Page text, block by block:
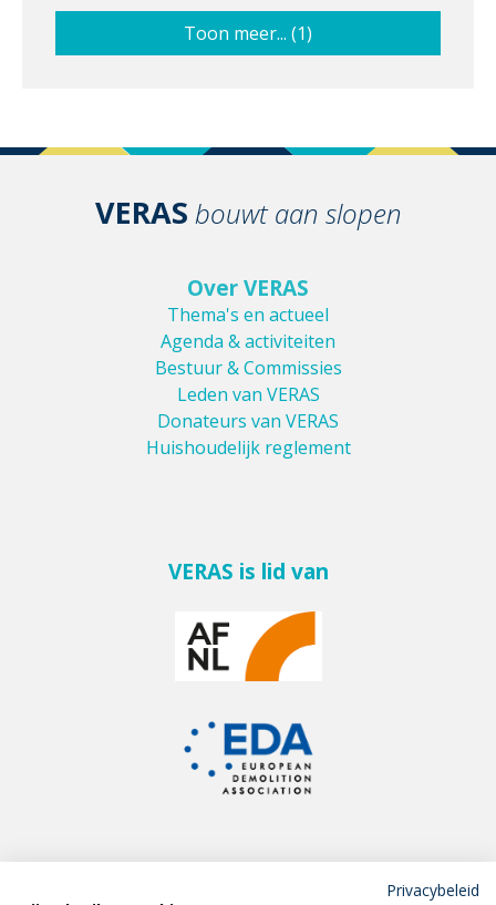
Toon meer... (1)
VERAS bouwt aan slopen
Over VERAS
Thema's en actueel
Agenda & activiteiten
Bestuur & Commissies
Leden van VERAS
Donateurs van VERAS
Huishoudelijk reglement
VERAS is lid van
Privacybeleid